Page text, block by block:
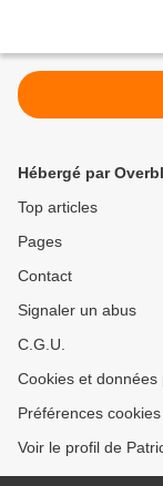
Hébergé par
Top articles
Pages
Contact
Signaler un abus
C.G.U.
Cookies et données
Préférences cookies
Voir le profil de